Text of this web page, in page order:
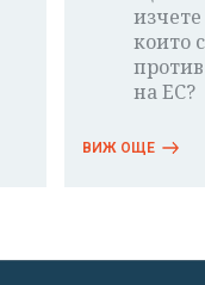
които
на ЕС?
ВИЖ ОЩЕ